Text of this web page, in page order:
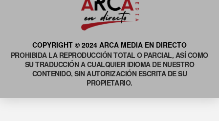
COPYRIGHT © 2024 ARCA MEDIA EN DIRECTO
PROHIBIDA LA REPRODUCCIÓN TOTAL O PARCIAL, ASÍ COMO
SU TRADUCCIÓN A CUALQUIER IDIOMA DE NUESTRO
CONTENIDO, SIN AUTORIZACIÓN ESCRITA DE SU
PROPIETARIO.